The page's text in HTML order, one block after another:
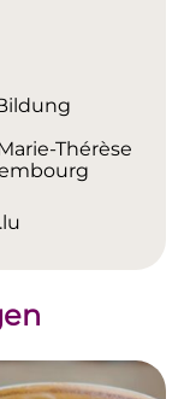
Thérèse